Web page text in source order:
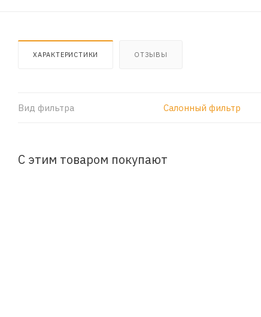
ХАРАКТЕРИСТИКИ ОТЗЫВЫ
Вид фильтра Салонный фильтр
С этим товаром покупают